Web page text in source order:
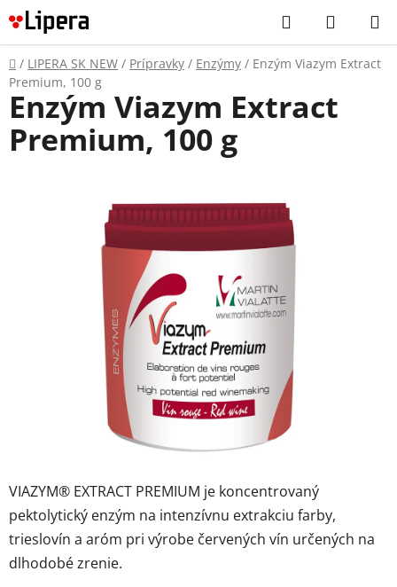
Prejsť
na
obsah
Hľadať
KOŠÍK
Domov
/ LIPERA SK NEW / Prípravky / Enzýmy / Enzým Viazym Extract
Premium, 100 g
VIAZYM® EXTRACT PREMIUM je koncentrovaný
pektolytický enzým na intenzívnu extrakciu farby,
trieslovín a aróm pri výrobe červených vín určených na
dlhodobé zrenie.
Enzým Viazym Extract
Premium, 100 g